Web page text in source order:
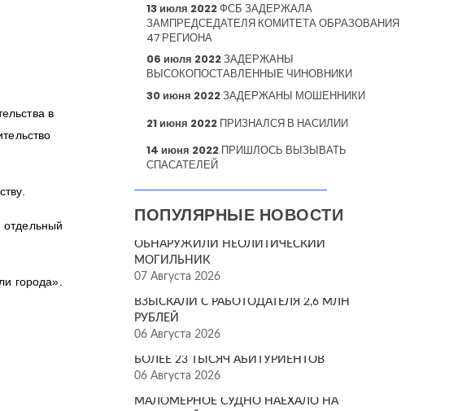
в
отдельный
города».
13 июля 2022ФСБ ЗАДЕРЖАЛА
ЗАМПРЕДСЕДАТЕЛЯ КОМИТЕТА ОБРАЗОВАНИЯ
47 РЕГИОНА
06 июля 2022ЗАДЕРЖАНЫ
ВЫСОКОПОСТАВЛЕННЫЕ ЧИНОВНИКИ
30 июня 2022ЗАДЕРЖАНЫ МОШЕННИКИ
21 июня 2022 ПРИЗНАЛСЯ В НАСИЛИИ
14 июня 2022 ПРИШЛОСЬ ВЫЗЫВАТЬ
СПАСАТЕЛЕЙ
ПОПУЛЯРНЫЕ НОВОСТИ
ОБНАРУЖИЛИ НЕОЛИТИЧЕСКИЙ
МОГИЛЬНИК
07 Августа 2026
ВЗЫСКАЛИ С РАБОТОДАТЕЛЯ 2,6 МЛН
РУБЛЕЙ
06 Августа 2026
БОЛЕЕ 23 ТЫСЯЧ АБИТУРИЕНТОВ
06 Августа 2026
МАЛОМЕРНОЕ СУДНО НАЕХАЛО НА